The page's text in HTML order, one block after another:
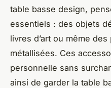
table basse design,
essentiels : des objets
livres d’art ou même
métallisées. Ces
personnelle sans
ainsi de garder la table